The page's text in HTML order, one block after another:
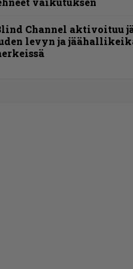
Channel aktivoituu
levyn ja